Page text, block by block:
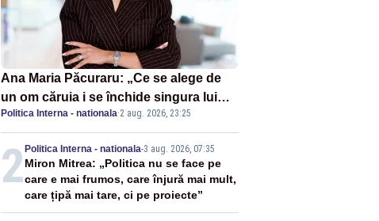
Ana Maria Păcuraru: „Ce se alege de
un om căruia i se închide singura lui
portiță?”
Politica Interna - nationala·2 aug. 2026, 23:25
2 Politica Interna - nationala-3 aug. 2026, 07:35
Miron Mitrea: „Politica nu se face pe
care e mai frumos, care înjură mai mult,
care țipă mai tare, ci pe proiecte”